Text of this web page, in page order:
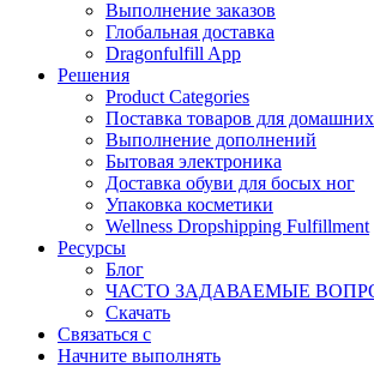
Выполнение заказов
Глобальная доставка
Dragonfulfill App
Решения
Product Categories
Поставка товаров для
Выполнение дополнений
Бытовая электроника
Доставка обуви для босых ног
Упаковка косметики
Wellness Dropshipping Fulfillment
Ресурсы
Блог
ЧАСТО ЗАДАВАЕМЫЕ
Скачать
Связаться с
Начните выполнять